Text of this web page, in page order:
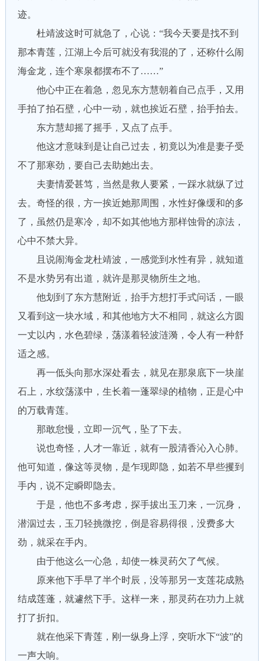
迹。
杜靖波这时可就急了，心说：“我今天要是找不到
那本青莲，江湖上今后可就没有我混的了，还称什么闹
海金龙，连个寒泉都摆布不了……”
他心中正在着急，忽见东方慧朝着自己点手，又用
手拍了拍石壁，心中一动，就也挨近石壁，抬手拍去。
东方慧却摇了摇手，又点了点手。
他这才意味到是让自己过去，初竟以为准是妻子受
不了那寒劲，要自己去助她出去。
夫妻情爱甚笃，当然是救人要紧，一踩水就纵了过
去。奇怪的很，方一挨近她那周围，水性好像缓和的多
了，虽然仍是寒冷，却不如其他地方那样蚀骨的凉法，
心中不禁大异。
且说闹海金龙杜靖波，一感觉到水性有异，就知道
不是水势另有出道，就许是那灵物所生之地。
他划到了东方慧附近，抬手方想打手式问话，一眼
又看到这一块水域，和其他地方大不相同，就这么方圆
一丈以内，水色碧绿，荡漾着轻波涟漪，令人有一种舒
适之感。
再一低头向那水深处看去，就见在那泉底下一块崖
石上，水纹荡漾中，生长着一蓬翠绿的植物，正是心中
的万载青莲。
那敢怠慢，立即一沉气，坠了下去。
说也奇怪，人才一靠近，就有一股清香沁入心肺。
他可知道，像这等灵物，是乍现即隐，如若不早些攫到
手内，说不定瞬即隐去。
于是，他也不多考虑，探手拔出玉刀来，一沉身，
潜泅过去，玉刀轻挑微挖，倒是容易得很，没费多大
劲，就采在手内。
由于他这么一心急，却使一株灵药欠了气候。
原来他下手早了半个时辰，没等那另一支莲花成熟
结成莲蓬，就遽然下手。这样一来，那灵药在功力上就
打了折扣。
就在他采下青莲，刚一纵身上浮，突听水下“波”的
一声大响。